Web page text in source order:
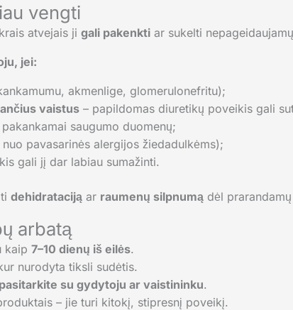
vengti
atvejais ji gali pakenktiar sukelti
jei:
akmenlige, glomerulonefritu);
vaistus– papildomas diuretikų poveikis gali
saugumo duomenų;
pavasarinės alergijos žiedadulkėms);
gali jį dar labiau sumažinti.
dehidratacijąar raumenų silpnumądėl
arbatą
kaip 7–10 dienų iš eilės.
nurodyta tiksli sudėtis.
pasitarkite su gydytoju ar vaistininku.
– jie turi kitokį, stipresnį poveikį.